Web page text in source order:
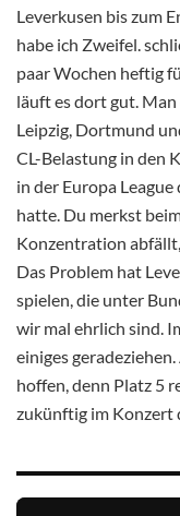
Leverkusen bis zum
habe ich Zweifel.
paar Wochen heftig
läuft es dort gut. Man
Leipzig, Dortmund
CL-Belastung in den
in der Europa League
hatte. Du merkst
Konzentration
Das Problem hat
spielen, die unter
wir mal ehrlich sind.
einiges
hoffen, denn Platz 5
zukünftig im Konzert